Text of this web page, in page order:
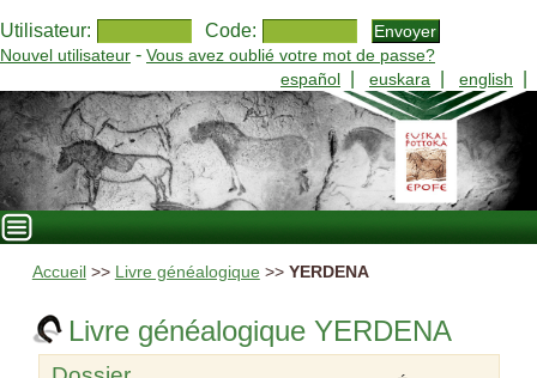
Utilisateur: Code:
Nouvel utilisateur - Vous avez oublié votre mot de passe?
español
euskara english
Accueil >> Livre généalogique >> YERDENA
Livre généalogique YERDENA